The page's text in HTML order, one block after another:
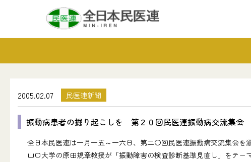
2005.02.07 民医連新聞
振動病患者の掘り起こしを 第２０回民医連振動病交流集会
全日本民医連は一月一五～一六日、第二〇回民医連振動病交流集会を
山口大学の原田規章教授が「振動障害の検査診断基準見直し」をテー